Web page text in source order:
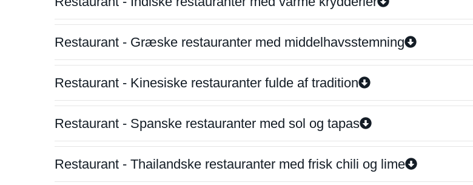
Restaurant - Græske restauranter med middelhavsstemning
Restaurant - Kinesiske restauranter fulde af tradition
Restaurant - Spanske restauranter med sol og tapas
Restaurant - Thailandske restauranter med frisk chili og lime